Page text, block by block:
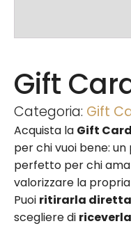
Gift
Categoria: Gift
Acquista la Gift
per chi vuoi bene:
perfetto per chi
valorizzare la
Puoi ritirarla
scegliere di